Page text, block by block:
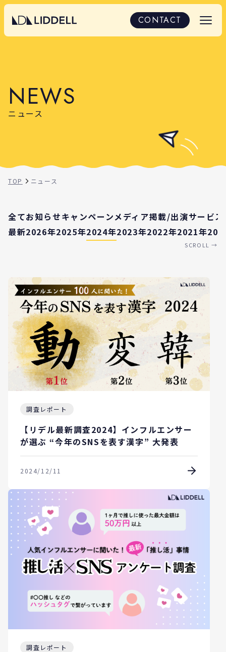
CONTACT
ニュース｜LIDDELLからのお知らせ一覧
NEWS
ニュース
TOP ニュース
全てお知らせキャンペーンメディア掲載/出演サービ
最新2026年2025年2024年2023年2022年2021年
SCROLL →
調査レポート
【リデル最新調査2024】インフルエンサー
が選ぶ “今年のSNSを表す漢字” 大発表
2024/12/11
調査レポート